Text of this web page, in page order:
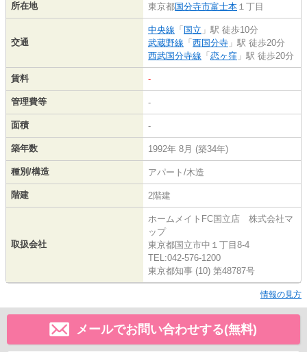
所在地 東京都国分寺市富士本 １丁目
交通
中央線 「 国立 」駅 徒歩10分
武蔵野線 「 西国分寺 」駅 徒歩20分
西武国分寺線 「 恋ヶ窪 」駅 徒歩20分
賃料 -
管理費等 -
面積 -
築年数 1992年 8月 (築34年)
種別/構造 アパート/木造
階建 2階建
取扱会社
ホームメイトFC国立店 株式会社マ
ップ
東京都国立市中１丁目8-4
TEL:042-576-1200
東京都知事 (10) 第48787号
情報の見方
メールでお問い合わせする(無料)